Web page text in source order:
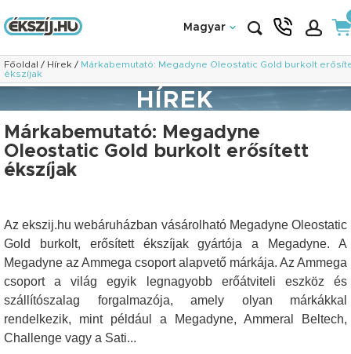
Magyar
Főoldal / Hírek / Márkabemutató: Megadyne Oleostatic Gold burkolt
ékszíjak
HÍREK
Márkabemutató: Megadyne
Oleostatic Gold burkolt erősített
ékszíjak
Az ekszij.hu webáruházban vásárolható Megadyne Oleostatic
Gold burkolt, erősített ékszíjak gyártója a Megadyne. A
Megadyne az Ammega csoport alapvető márkája. Az Ammega
csoport a világ egyik legnagyobb erőátviteli eszköz és
szállítószalag forgalmazója, amely olyan márkákkal
rendelkezik, mint például a Megadyne, Ammeral Beltech,
Challenge vagy a Sati...